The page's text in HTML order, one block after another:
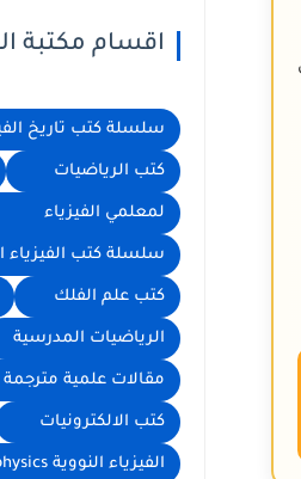
اقسام مكتبة
سلسلة كتب تاريخ
كتب الرياضيات
لمعلمي الفيزياء
سلسلة كتب الفيزياء
كتب علم الفلك
الرياضيات المدرسية
مقالات علمية مترجمة
كتب الالكترونيات
الفيزياء النووية nuclear physics